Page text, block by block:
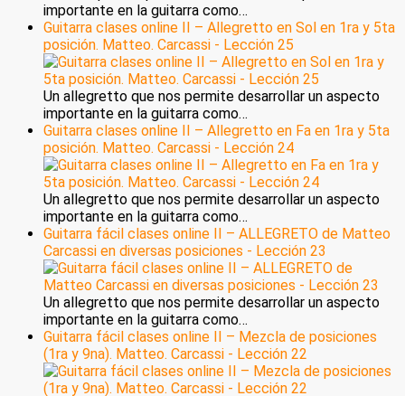
importante en la guitarra como…
Guitarra clases online II – Allegretto en Sol en 1ra y 5ta
posición. Matteo. Carcassi - Lección 25
Un allegretto que nos permite desarrollar un aspecto
importante en la guitarra como…
Guitarra clases online II – Allegretto en Fa en 1ra y 5ta
posición. Matteo. Carcassi - Lección 24
Un allegretto que nos permite desarrollar un aspecto
importante en la guitarra como…
Guitarra fácil clases online II – ALLEGRETO de Matteo
Carcassi en diversas posiciones - Lección 23
Un allegretto que nos permite desarrollar un aspecto
importante en la guitarra como…
Guitarra fácil clases online II – Mezcla de posiciones
(1ra y 9na). Matteo. Carcassi - Lección 22